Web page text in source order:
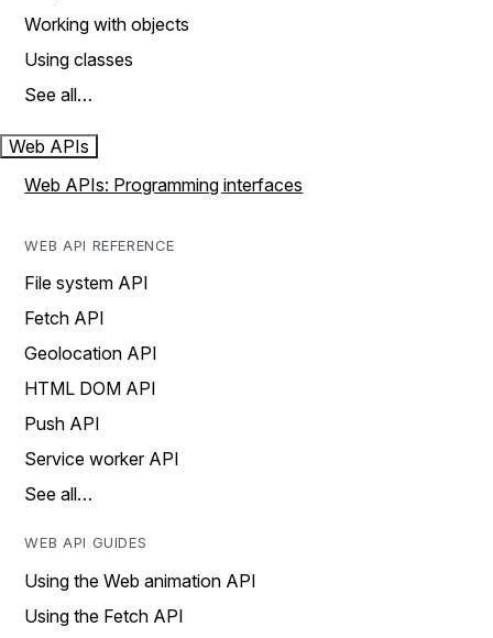
Working with objects
Using classes
See all…
Web APIs
Web APIs: Programming interfaces
WEB API REFERENCE
File system API
Fetch API
Geolocation API
HTML DOM API
Push API
Service worker API
See all…
WEB API GUIDES
Using the Web animation API
Using the Fetch API